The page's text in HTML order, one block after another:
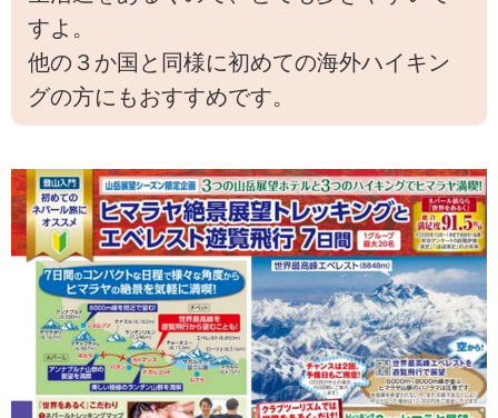
はじめに
皆さんこんにちは！世界をあるく
のコース紹介をさせていただきま
す！
ニュージーランドの基本情報
ニュ...
すよ。
他の３か国と同様に初めての海外ハイキン
グの方にもおすすめです。